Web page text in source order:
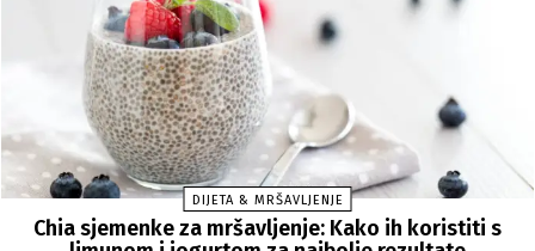
DIJETA & MRŠAVLJENJE
Chia sjemenke za mršavljenje: Kako ih koristiti s